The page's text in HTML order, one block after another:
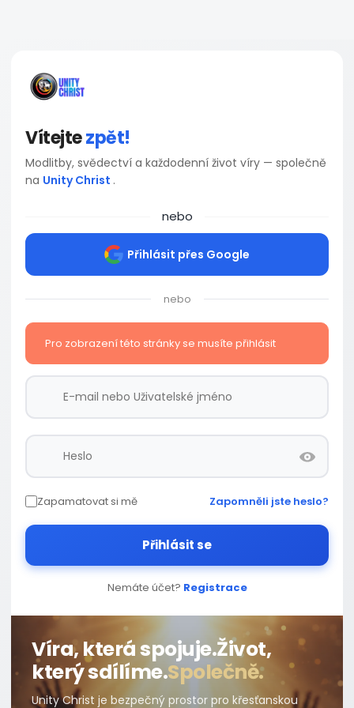
Vítejtezpět!
Modlitby, svědectví a každodenní život víry — společně
na Unity Christ .
nebo
Přihlásit přes Google
nebo
Pro zobrazení této stránky se musíte přihlásit
Zapamatovat si mě Zapomněli jste heslo?
Přihlásit se
Nemáte účet? Registrace
Víra, která spojuje.Život,
který sdílíme.Společně.
Unity Christ je bezpečný prostor pro křesťanskou